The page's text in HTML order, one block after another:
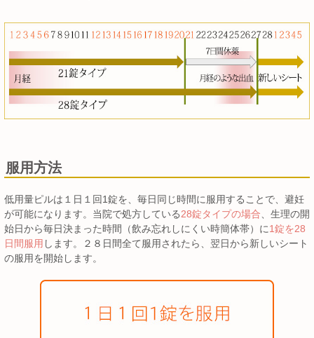
服用方法
低用量ピルは１日１回1錠を、毎日同じ時間に服用することで、避妊
が可能になります。当院で処方している28錠タイプの場合、生理の開
始日から毎日決まった時間（飲み忘れしにくい時簡体帯）に1錠を28
日間服用 します。２８日間全て服用されたら、翌日から新しいシート
の服用を開始します。